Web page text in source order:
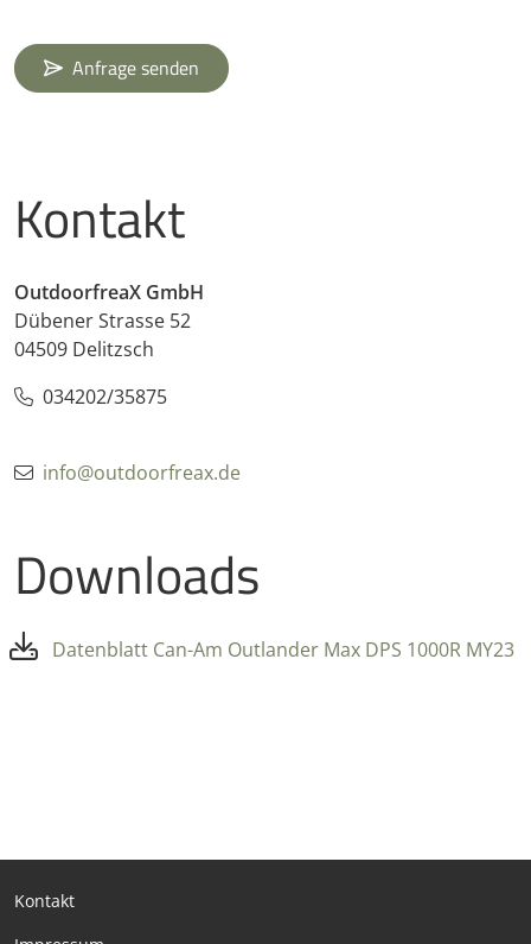
Anfrage senden
Kontakt
OutdoorfreaX GmbH
Dübener Strasse 52
04509 Delitzsch
034202/35875
info@outdoorfreax.de
Downloads
Datenblatt Can-Am Outlander Max DPS 1000R MY23
Kontakt